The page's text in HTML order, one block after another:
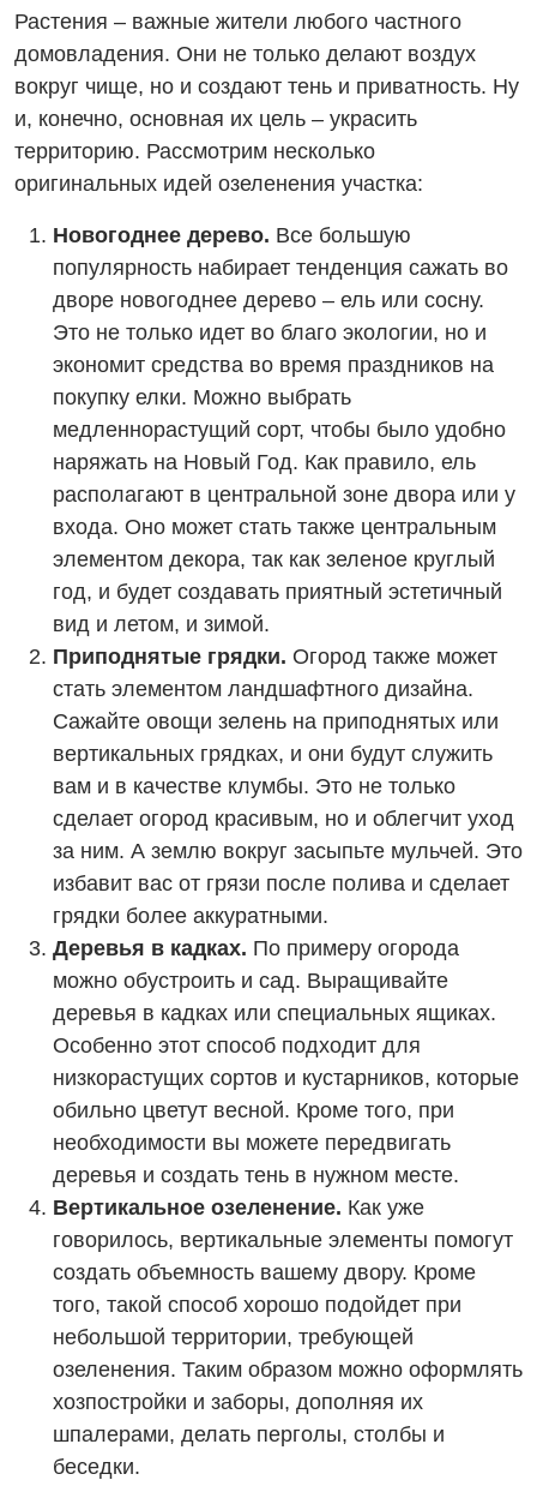
Растения – важные жители любого частного
домовладения. Они не только делают воздух
вокруг чище, но и создают тень и приватность. Ну
и, конечно, основная их цель – украсить
территорию. Рассмотрим несколько
оригинальных идей озеленения участка:
Новогоднее дерево. Все большую
популярность набирает тенденция сажать во
дворе новогоднее дерево – ель или сосну.
Это не только идет во благо экологии, но и
экономит средства во время праздников на
покупку елки. Можно выбрать
медленнорастущий сорт, чтобы было удобно
наряжать на Новый Год. Как правило, ель
располагают в центральной зоне двора или у
входа. Оно может стать также центральным
элементом декора, так как зеленое круглый
год, и будет создавать приятный эстетичный
вид и летом, и зимой.
Приподнятые грядки. Огород также может
стать элементом ландшафтного дизайна.
Сажайте овощи зелень на приподнятых или
вертикальных грядках, и они будут служить
вам и в качестве клумбы. Это не только
сделает огород красивым, но и облегчит уход
за ним. А землю вокруг засыпьте мульчей. Это
избавит вас от грязи после полива и сделает
грядки более аккуратными.
Деревья в кадках. По примеру огорода
можно обустроить и сад. Выращивайте
деревья в кадках или специальных ящиках.
Особенно этот способ подходит для
низкорастущих сортов и кустарников, которые
обильно цветут весной. Кроме того, при
необходимости вы можете передвигать
деревья и создать тень в нужном месте.
Вертикальное озеленение. Как уже
говорилось, вертикальные элементы помогут
создать объемность вашему двору. Кроме
того, такой способ хорошо подойдет при
небольшой территории, требующей
озеленения. Таким образом можно оформлять
хозпостройки и заборы, дополняя их
шпалерами, делать перголы, столбы и
беседки.